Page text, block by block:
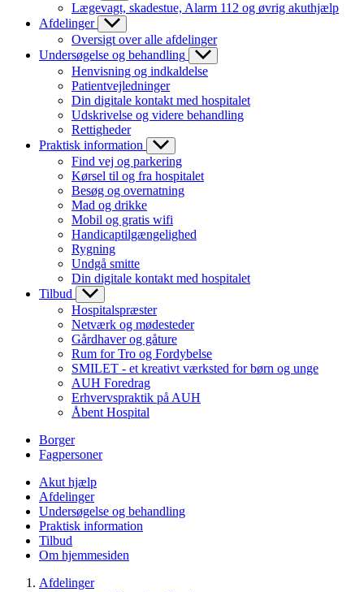
Lægevagt, skadestue, Alarm 112 og øvrig akuthjælp
Afdelinger
Oversigt over alle afdelinger
Undersøgelse og behandling
Henvisning og indkaldelse
Patientvejledninger
Din digitale kontakt med hospitalet
Udskrivelse og videre behandling
Rettigheder
Praktisk information
Find vej og parkering
Kørsel til og fra hospitalet
Besøg og overnatning
Mad og drikke
Mobil og gratis wifi
Handicaptilgængelighed
Rygning
Undgå smitte
Din digitale kontakt med hospitalet
Tilbud
Hospitalspræster
Netværk og mødesteder
Gårdhaver og gåture
Rum for Tro og Fordybelse
SMILET - et kreativt værksted for børn og unge
AUH Foredrag
Erhvervspraktik på AUH
Åbent Hospital
Borger
Fagpersoner
Akut hjælp
Afdelinger
Undersøgelse og behandling
Praktisk information
Tilbud
Om hjemmesiden
Afdelinger